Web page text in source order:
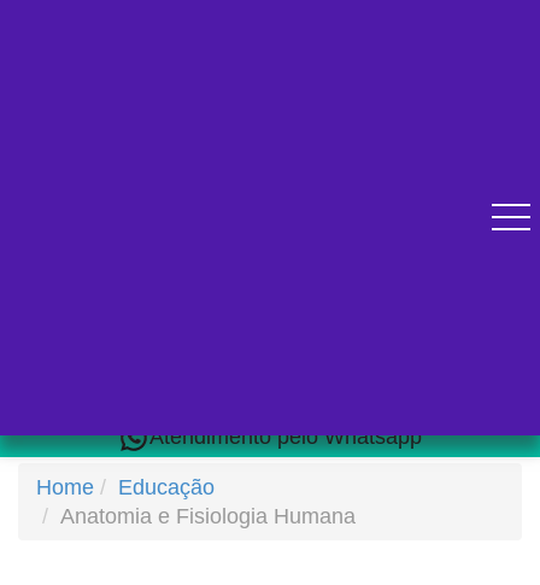
Atendimento pelo Whatsapp
Home
Educação
Anatomia e Fisiologia Humana